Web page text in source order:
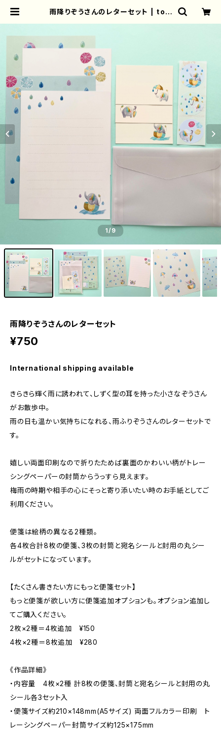
雨降りぞうさんのレターセット | tori
1/9
雨降りぞうさんのレターセット
¥750
International shipping available
きらきら輝く雨に誘われて、しずく型の耳を持った小さなぞうさん
がお散歩中。
雨の日も温かい気持ちになれる、雨ふりぞうさんのレターセットで
す。
嬉しい両面印刷なので折りたためば裏面のかわいい柄がトレー
シングペーパーの封筒からうっすら見えます。
梅雨の時期や相手の心にそっと寄り添いたい時のお手紙としてご
利用ください。
便箋は絵柄の異なる2種類。
各4枚合計8枚の便箋、3枚の封筒と宛名シールと封用の丸シー
ルがセットになっています。
【たくさん書きたい方にもっと便箋セット】
もっと便箋が欲しい方に便箋追加オプションも。オプション追加し
てご購入ください。
2枚×2種＝4枚追加 ¥150
4枚×2種＝8枚追加 ¥280
《作品詳細》
・内容量 4枚×2種 計8枚の便箋、封筒と宛名シールと封用の丸
シール各3セット入
・便箋サイズ約210×148mm(A5サイズ) 両面フルカラー印刷 ト
レーシングペーパー封筒サイズ約125×175mm